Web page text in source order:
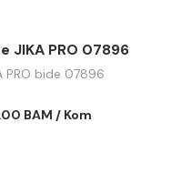
JIKA PRO 07896
PRO bide 07896
BAM / Kom